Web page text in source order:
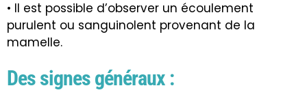
• Il est possible d’observer un écoulement
purulent ou sanguinolent provenant de la
mamelle.
Des signes généraux :